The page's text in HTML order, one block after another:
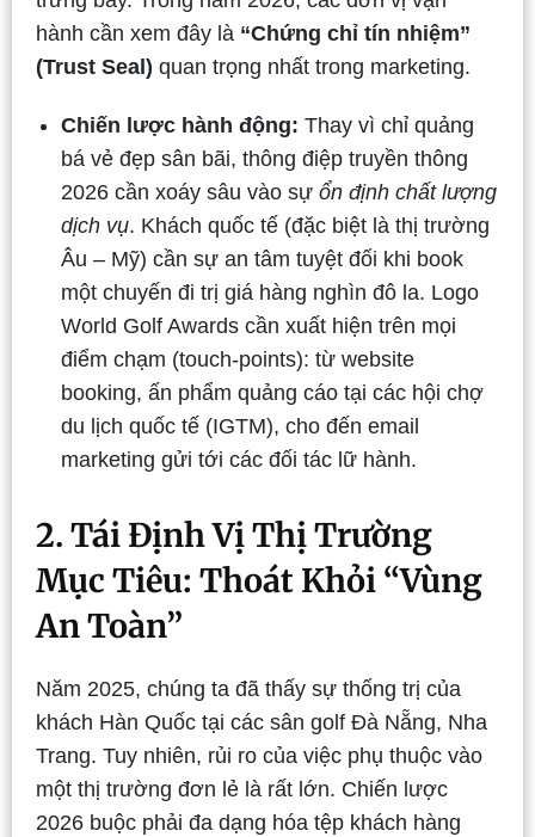
hành cần xem đây là “Chứng chỉ tín nhiệm”
(Trust Seal) quan trọng nhất trong marketing.
Chiến lược hành động: Thay vì chỉ quảng
bá vẻ đẹp sân bãi, thông điệp truyền thông
2026 cần xoáy sâu vào sự ổn định chất lượng
dịch vụ. Khách quốc tế (đặc biệt là thị trường
Âu – Mỹ) cần sự an tâm tuyệt đối khi book
một chuyến đi trị giá hàng nghìn đô la. Logo
World Golf Awards cần xuất hiện trên mọi
điểm chạm (touch-points): từ website
booking, ấn phẩm quảng cáo tại các hội chợ
du lịch quốc tế (IGTM), cho đến email
marketing gửi tới các đối tác lữ hành.
2. Tái Định Vị Thị Trường
Mục Tiêu: Thoát Khỏi “Vùng
An Toàn”
Năm 2025, chúng ta đã thấy sự thống trị của
khách Hàn Quốc tại các sân golf Đà Nẵng, Nha
Trang. Tuy nhiên, rủi ro của việc phụ thuộc vào
một thị trường đơn lẻ là rất lớn. Chiến lược
2026 buộc phải đa dạng hóa tệp khách hàng